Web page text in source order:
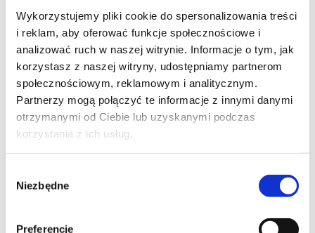
Wykorzystujemy pliki cookie do spersonalizowania treści
i reklam, aby oferować funkcje społecznościowe i
analizować ruch w naszej witrynie. Informacje o tym, jak
korzystasz z naszej witryny, udostępniamy partnerom
społecznościowym, reklamowym i analitycznym.
Partnerzy mogą połączyć te informacje z innymi danymi
otrzymanymi od Ciebie lub uzyskanymi podczas
korzystania z ich usług.
zgody
Niezbędne
Preferencje
Beneficios
La producción de piezas en centros de
numerosas ventajas: